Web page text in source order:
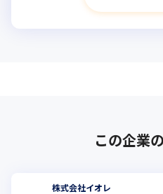
この企業
株式会社イオレ